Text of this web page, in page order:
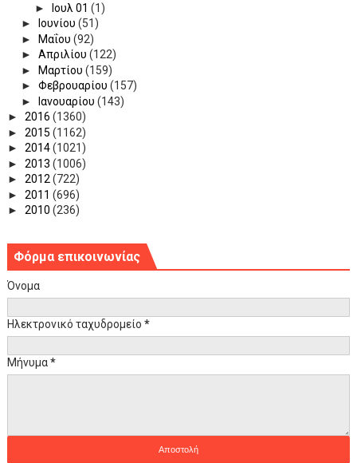
►
Ιουλ 01 (1)
►
Ιουνίου (51)
►
Μαΐου (92)
► Απριλίου (122)
►
Μαρτίου (159)
► Φεβρουαρίου (157)
►
Ιανουαρίου (143)
► 2016 (1360)
► 2015 (1162)
► 2014(1021)
► 2013 (1006)
► 2012(722)
► 2011 (696)
► 2010 (236)
Φόρμα επικοινωνίας
Όνομα
Ηλεκτρονικό ταχυδρομείο *
Μήνυμα*